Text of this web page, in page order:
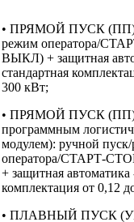
• ПРЯМОЙ ПУСК (ПП):
режим оператора/
ВЫКЛ) + защитная
стандартная
300 кВт;
• ПРЯМОЙ ПУСК
программным
модулем): ручной
оператора/СТАРТ-
+ защитная автоматика
комплектация от 0,12
• ПЛАВНЫЙ ПУСК